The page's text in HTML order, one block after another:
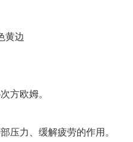
黄边
方欧姆。
压力、缓解疲劳的作用。